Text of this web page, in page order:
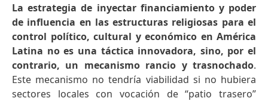
La estrategia de inyectar financiamiento y poder
de influencia en las estructuras religiosas para el
control político, cultural y económico en América
Latina no es una táctica innovadora, sino, por el
contrario, un mecanismo rancio y trasnochado.
Este mecanismo no tendría viabilidad si no hubiera
sectores locales con vocación de “patio trasero”